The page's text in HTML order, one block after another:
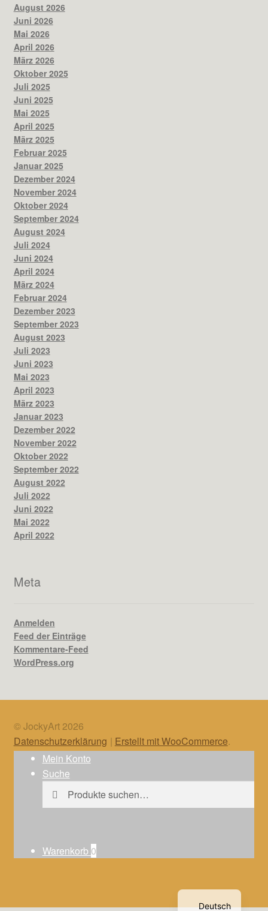
August 2026
Juni 2026
Mai 2026
April 2026
März 2026
Oktober 2025
Juli 2025
Juni 2025
Mai 2025
April 2025
März 2025
Februar 2025
Januar 2025
Dezember 2024
November 2024
Oktober 2024
September 2024
August 2024
Juli 2024
Juni 2024
April 2024
März 2024
Februar 2024
Dezember 2023
September 2023
August 2023
Juli 2023
Juni 2023
Mai 2023
April 2023
März 2023
Januar 2023
Dezember 2022
November 2022
Oktober 2022
September 2022
August 2022
Juli 2022
Juni 2022
Mai 2022
April 2022
Meta
Anmelden
Feed der Einträge
Kommentare-Feed
WordPress.org
© JockyArt 2026
Datenschutzerklärung
Erstellt mit WooCommerce.
Mein Konto
Suche
Suche
nach:
Suche
Warenkorb 0
Deutsch